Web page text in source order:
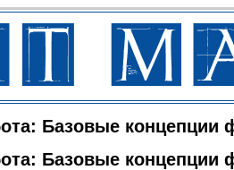
Базовые концепции
Базовые концепции